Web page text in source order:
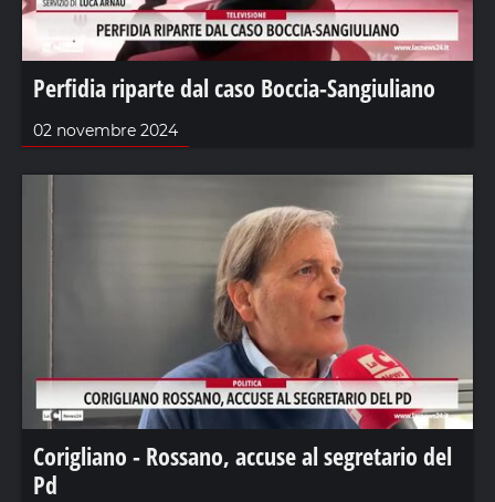
Perfidia riparte dal caso Boccia-Sangiuliano
02 novembre 2024
Corigliano - Rossano, accuse al segretario del
Pd